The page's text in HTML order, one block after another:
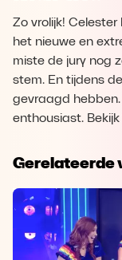
Zo vrolijk!
het nieuwe en
miste de jury nog
stem. En tijdens
gevraagd
enthousiast. Bekijk
Gerelateerde